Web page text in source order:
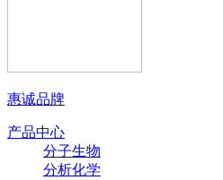
惠诚品牌
产品中心
分子生物
分析化学